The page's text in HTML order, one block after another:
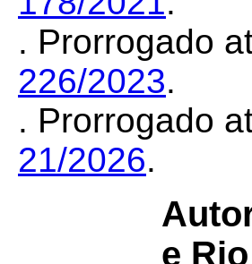
. Prorrogado
226/2023.
. Prorrogado
21/2026.
e